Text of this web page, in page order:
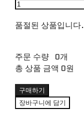
품절된 상품입니다.
주문 수량 0개
총 상품 금액 0원
구매하기
장바구니에 담기